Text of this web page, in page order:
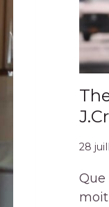
28
Que